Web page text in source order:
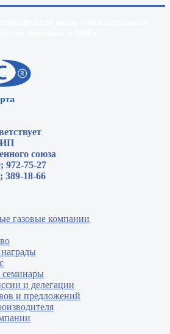
союза
972-75-27
389-18-66
газовые компании
и делегации
и предложений